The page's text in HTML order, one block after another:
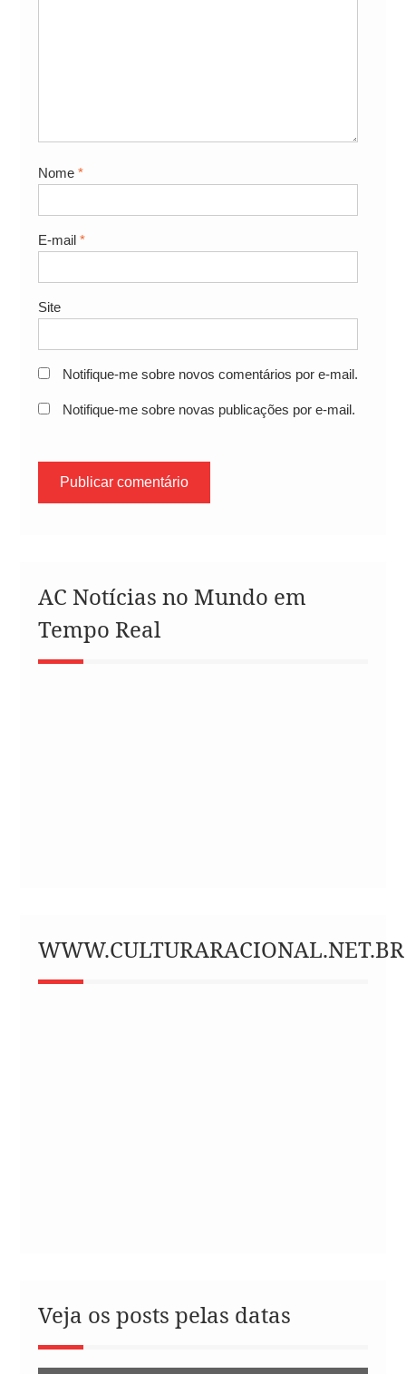
Nome *
E-mail *
Site
Notifique-me sobre novos comentários por e-mail.
Notifique-me sobre novas publicações por e-mail.
AC Notícias no Mundo em
Tempo Real
WWW.CULTURARACIONAL.NET.BR
Veja os posts pelas datas